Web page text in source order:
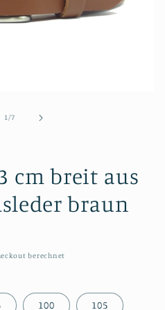
1/von
7
cm breit aus
braun
berechnet
100 105